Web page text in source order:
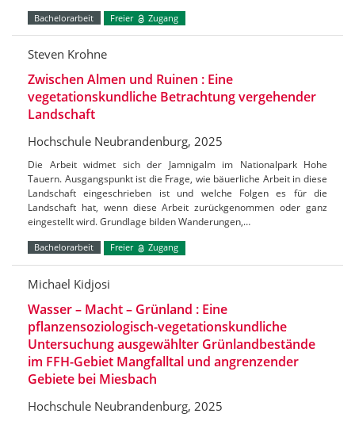
Bachelorarbeit Freier Zugang
Steven Krohne
Zwischen Almen und Ruinen : Eine
vegetationskundliche Betrachtung vergehender
Landschaft
Hochschule Neubrandenburg, 2025
Die Arbeit widmet sich der Jamnigalm im Nationalpark Hohe
Tauern. Ausgangspunkt ist die Frage, wie bäuerliche Arbeit in diese
Landschaft eingeschrieben ist und welche Folgen es für die
Landschaft hat, wenn diese Arbeit zurückgenommen oder ganz
eingestellt wird. Grundlage bilden Wanderungen,…
Bachelorarbeit Freier Zugang
Michael Kidjosi
Wasser – Macht – Grünland : Eine
pflanzensoziologisch-vegetationskundliche
Untersuchung ausgewählter Grünlandbestände
im FFH-Gebiet Mangfalltal und angrenzender
Gebiete bei Miesbach
Hochschule Neubrandenburg, 2025